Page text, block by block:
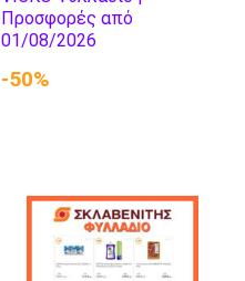
Προσφορές από
01/08/2026
-50%